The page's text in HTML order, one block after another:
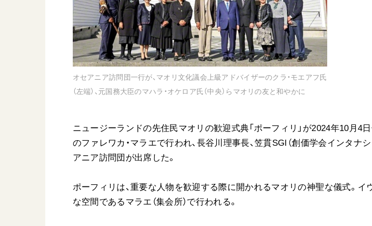
第3代会長・池田大作先生
世界の創価学会
各国ウェブサイト
世界の創価学会の歴史
基本情報
会員サポート
小説『新・人間革命』『人間革命』
要旨
御書検索［新版］
＜関連リンク＞
soka youth media
Soka Gakkai グローバルサイ
ご意見
オセアニア訪問団一行が、マオリ文化議会上級アドバイザーのクラ・モエアフ氏
（左端）、元国務大臣のマハラ・オケロア氏（中央）らマオリの友と和やかに
ニュージーランドの先住民マオリの歓迎式典「ポーフィリ」が2024年10月4
のファレワカ・マラエで行われ、長谷川理事長、笠貫SGI（創価学会インタナ
アニア訪問団が出席した。
ポーフィリは、重要な人物を歓迎する際に開かれるマオリの神聖な儀式。イ
な空間であるマラエ（集会所）で行われる。